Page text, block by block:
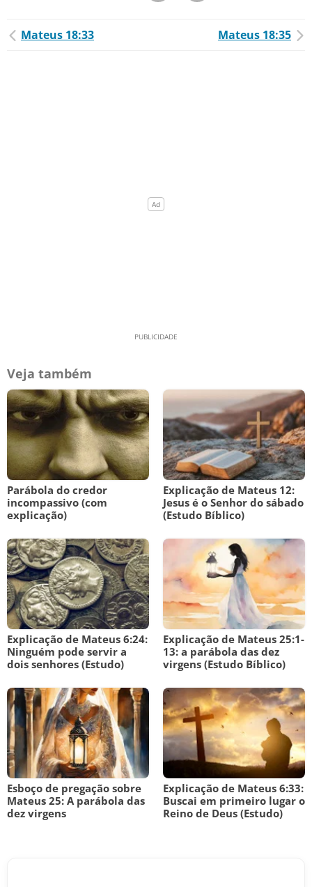
Mateus 18:33 Mateus 18:35
Veja também
Parábola do credor
incompassivo (com
explicação)
Explicação de Mateus 12:
Jesus é o Senhor do sábado
(Estudo Bíblico)
Explicação de Mateus 6:24:
Ninguém pode servir a
dois senhores (Estudo)
Explicação de Mateus 25:1-
13: a parábola das dez
virgens (Estudo Bíblico)
Esboço de pregação sobre
Mateus 25: A parábola das
dez virgens
Explicação de Mateus 6:33:
Buscai em primeiro lugar o
Reino de Deus (Estudo)